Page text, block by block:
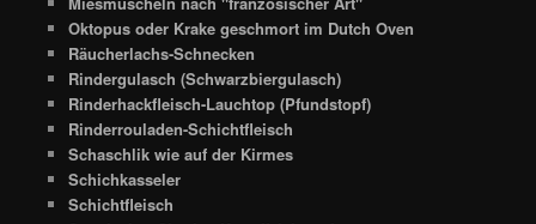
Oktopus oder Krake geschmort im Dutch Oven
Räucherlachs-Schnecken
Rindergulasch (Schwarzbiergulasch)
Rinderhackfleisch-Lauchtop (Pfundstopf)
Rinderrouladen-Schichtfleisch
Schaschlik wie auf der Kirmes
Schichkasseler
Schichtfleisch